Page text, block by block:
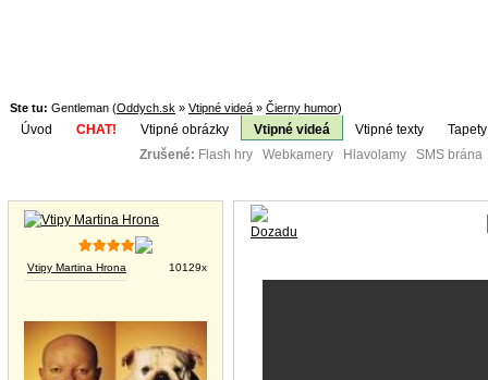
Ste tu: Gentleman (Oddych.sk » Vtipné videá » Čierny humor)
Úvod CHAT! Vtipné obrázky Vtipné videá Vtipné texty
Zrušené: Flash hry Webkamery Hlavolamy SMS
Vtipy Martina Hrona 10129x